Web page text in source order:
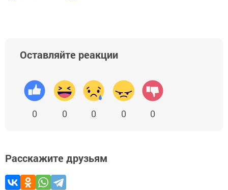
Оставляйте реакции
0 0 0 0 0
Расскажите друзьям